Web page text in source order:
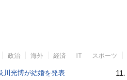
政治 海外 経済 IT スポーツ
川光博が結婚を発表 11.